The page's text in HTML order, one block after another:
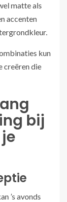
matte als
accenten
kun
creëren die
bij
’s avonds